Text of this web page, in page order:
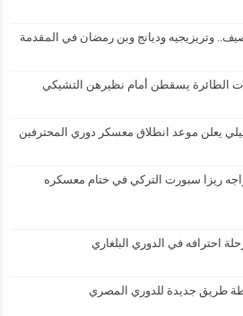
الطائرة يسقطن أمام نظيرهن التشيكي
يعلن موعد انطلاق معسكر دوري المحترفين
ريزا سبورت التركي في ختام معسكره
احترافه في الدوري البلغاري